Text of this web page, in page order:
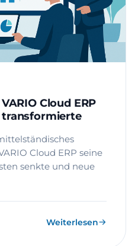
Cloud ERP
transformierte
Cloud ERP seine
senkte und neue
Weiterlesen